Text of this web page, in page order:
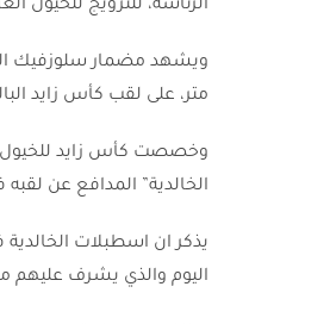
الرئاسة، للترويج للخيول
متر، على لقب كأس زايد البالغ جائزته المالية 148,750 ألف زلوتي، بمشاركة (6)
وخصصت كأس زايد للخيول
الخالدية” المدافع عن لقبه
يذكر ان اسطبلات الخالدية
اليوم والذي يشرف عليهم